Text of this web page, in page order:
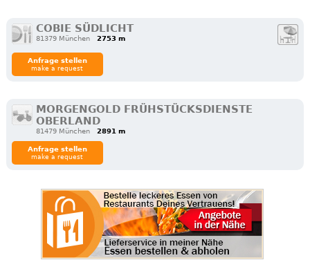
COBIE SÜDLICHT
81379 München 2753 m
Anfrage stellen
make a request
MORGENGOLD FRÜHSTÜCKSDIENSTE
OBERLAND
81479 München 2891 m
Anfrage stellen
make a request